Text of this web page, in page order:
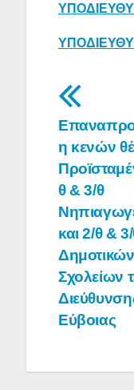
η κενών
θ & 3/θ
και 2/θ &
Δημοτικών
Σχολείων
Εύβοιας